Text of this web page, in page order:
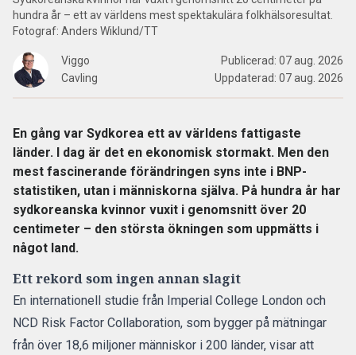
hundra år – ett av världens mest spektakulära folkhälsoresultat.
Fotograf: Anders Wiklund/TT
Viggo
Cavling
Publicerad: 07 aug. 2026
Uppdaterad: 07 aug. 2026
En gång var Sydkorea ett av världens fattigaste
länder. I dag är det en ekonomisk stormakt. Men den
mest fascinerande förändringen syns inte i BNP-
statistiken, utan i människorna själva. På hundra år har
sydkoreanska kvinnor vuxit i genomsnitt över 20
centimeter – den största ökningen som uppmätts i
något land.
Ett rekord som ingen annan slagit
En internationell studie från Imperial College London och
NCD Risk Factor Collaboration, som bygger på mätningar
från över 18,6 miljoner människor i 200 länder, visar att